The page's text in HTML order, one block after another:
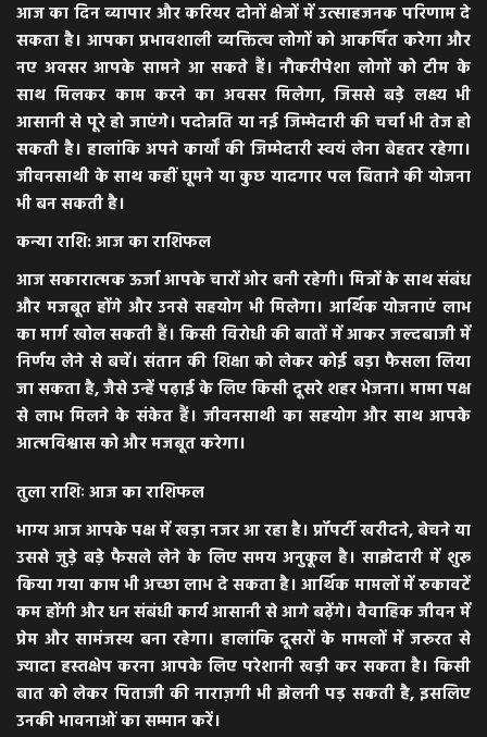
आज का दिन व्यापार और करियर दोनों क्षेत्रों में उत्साहजनक परिणाम दे
सकता है। आपका प्रभावशाली व्यक्तित्व लोगों को आकर्षित करेगा और
नए अवसर आपके सामने आ सकते हैं। नौकरीपेशा लोगों को टीम के
साथ मिलकर काम करने का अवसर मिलेगा, जिससे बड़े लक्ष्य भी
आसानी से पूरे हो जाएंगे। पदोन्नति या नई जिम्मेदारी की चर्चा भी तेज हो
सकती है। हालांकि अपने कार्यों की जिम्मेदारी स्वयं लेना बेहतर रहेगा।
जीवनसाथी के साथ कहीं घूमने या कुछ यादगार पल बिताने की योजना
भी बन सकती है।
कन्या राशि: आज का राशिफल
आज सकारात्मक ऊर्जा आपके चारों ओर बनी रहेगी। मित्रों के साथ संबंध
और मजबूत होंगे और उनसे सहयोग भी मिलेगा। आर्थिक योजनाएं लाभ
का मार्ग खोल सकती हैं। किसी विरोधी की बातों में आकर जल्दबाजी में
निर्णय लेने से बचें। संतान की शिक्षा को लेकर कोई बड़ा फैसला लिया
जा सकता है, जैसे उन्हें पढ़ाई के लिए किसी दूसरे शहर भेजना। मामा पक्ष
से लाभ मिलने के संकेत हैं। जीवनसाथी का सहयोग और साथ आपके
आत्मविश्वास को और मजबूत करेगा।
तुला राशिः आज का राशिफल
भाग्य आज आपके पक्ष में खड़ा नजर आ रहा है। प्रॉपर्टी खरीदने, बेचने या
उससे जुड़े बड़े फैसले लेने के लिए समय अनुकूल है। साझेदारी में शुरू
किया गया काम भी अच्छा लाभ दे सकता है। आर्थिक मामलों में रुकावटें
कम होंगी और धन संबंधी कार्य आसानी से आगे बढ़ेंगे। वैवाहिक जीवन में
प्रेम और सामंजस्य बना रहेगा। हालांकि दूसरों के मामलों में जरूरत से
ज्यादा हस्तक्षेप करना आपके लिए परेशानी खड़ी कर सकता है। किसी
बात को लेकर पिताजी की नाराज़गी भी झेलनी पड़ सकती है, इसलिए
उनकी भावनाओं का सम्मान करें।